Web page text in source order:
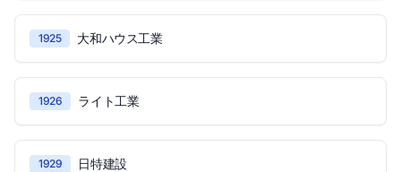
1925 大和ハウス工業
1926 ライト工業
1929 日特建設